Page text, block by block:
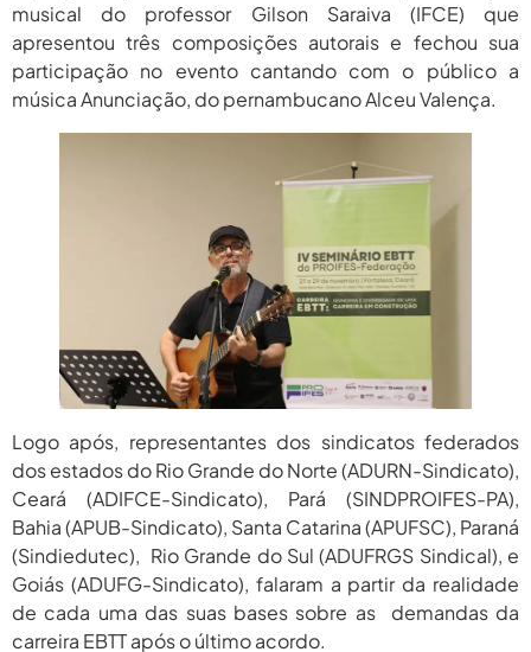
musical do professor Gilson Saraiva (IFCE) que
apresentou três composições autorais e fechou sua
participação no evento cantando com o público a
música Anunciação, do pernambucano Alceu Valença.
Logo após, representantes dos sindicatos federados
dos estados do Rio Grande do Norte (ADURN-Sindicato),
Ceará (ADIFCE-Sindicato), Pará (SINDPROIFES-PA),
Bahia (APUB-Sindicato), Santa Catarina (APUFSC), Paraná
(Sindiedutec), Rio Grande do Sul (ADUFRGS Sindical), e
Goiás (ADUFG-Sindicato), falaram a partir da realidade
de cada uma das suas bases sobre as demandas da
carreira EBTT após o último acordo.